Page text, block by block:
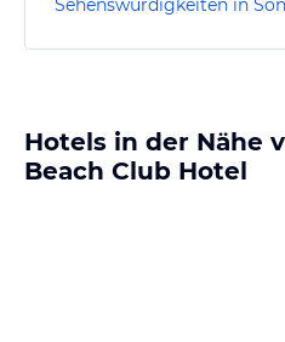
Sehenswürdigkeiten in
Hotels in der Nähe
Beach Club Hotel